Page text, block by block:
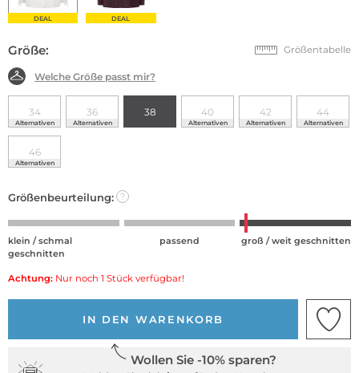
DEAL DEAL
Größe: Größentabelle
Welche Größe passt mir?
34
Alternativen
36
Alternativen
38 40
Alternativen
42
Alternativen
44
Alternativen
46
Alternativen
Größenbeurteilung: ?
klein / schmal
geschnitten
passend groß / weit geschnitten
Achtung: Nur noch 1 Stück verfügbar!
IN DEN WARENKORB
Wollen Sie -10% sparen?